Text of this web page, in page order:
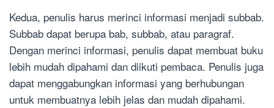
Kedua, penulis harus merinci informasi menjadi subbab.
Subbab dapat berupa bab, subbab, atau paragraf.
Dengan merinci informasi, penulis dapat membuat buku
lebih mudah dipahami dan diikuti pembaca. Penulis juga
dapat menggabungkan informasi yang berhubungan
untuk membuatnya lebih jelas dan mudah dipahami.